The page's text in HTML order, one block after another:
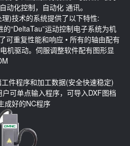
动化控制，自动化 通讯。
)技术的系统提供了以下特性:
“DeltaTau”运动控制电子系统为机
可重复性能和响应 • 所有的轴由配有
机驱动。伺服调整软件配有图形显
件程序和加工数据(安全快速稳定)
可单点输入程序，可导入DXF图档
成好的NC程序